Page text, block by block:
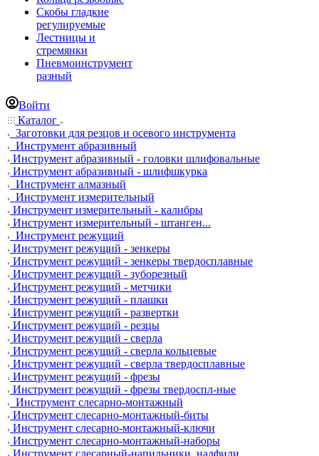
Скобы гладкие
регулируемые
Лестницы и
стремянки
Пневмоинструмент
разный
Войти
Каталог
Заготовки для резцов и осевого инструмента
Инструмент абразивный
Инструмент абразивный - головки шлифовальные
Инструмент абразивный - шлифшкурка
Инструмент алмазный
Инструмент измерительный
Инструмент измерительный - калибры
Инструмент измерительный - штанген...
Инструмент режущий
Инструмент режущий - зенкеры
Инструмент режущий - зенкеры твердосплавные
Инструмент режущий - зуборезный
Инструмент режущий - метчики
Инструмент режущий - плашки
Инструмент режущий - развертки
Инструмент режущий - резцы
Инструмент режущий - сверла
Инструмент режущий - сверла кольцевые
Инструмент режущий - сверла твердосплавные
Инструмент режущий - фрезы
Инструмент режущий - фрезы твердоспл-ные
Инструмент слесарно-монтажный
Инструмент слесарно-монтажный-биты
Инструмент слесарно-монтажный-ключи
Инструмент слесарно-монтажный-наборы
Инструмент слесарный-напильники, надфили